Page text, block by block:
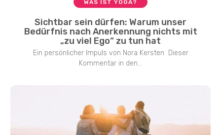
WAS IST YOGA?
Sichtbar sein dürfen: Warum unser
Bedürfnis nach Anerkennung nichts mit
„zu viel Ego“ zu tun hat
Ein persönlicher Impuls von Nora Kersten Dieser
Kommentar in den...